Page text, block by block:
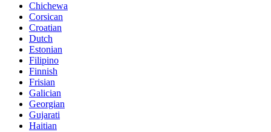
Chichewa
Corsican
Croatian
Dutch
Estonian
Filipino
Finnish
Frisian
Galician
Georgian
Gujarati
Haitian